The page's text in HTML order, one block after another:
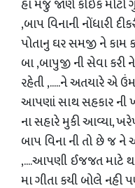
હા મંજુ જાણે કોઈક મોટો
,બાપ વિનાની નોંધારી
પોતાનુ ઘર સમજી ને કામ
બા ,બાપુજી ની સેવા
રહેતી ,.....ને અતયારે એ
આપણાં સાથ સહકાર
ના સહારે મુકી આવ્યા,
બાપ વિના ની તો છે જ
,....આપણી ઈજજત માટે
મા ગીતા કયી બોલે